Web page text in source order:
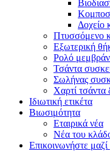
Δοχείο
Πτυσσόμενο
Εξωτερική
Ρολό
Τσάντα
Σωλήνας
Χαρτί
Ιδιωτική ετικέτα
Βιωσιμότητα
Εταιρικά νέα
Νέα του
Επικοινωνήστε